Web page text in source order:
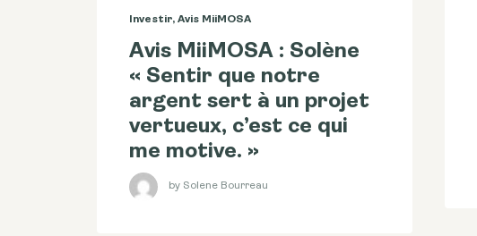
Investir, Avis MiiMOSA
Avis MiiMOSA : Solène
« Sentir que notre
argent sert à un projet
vertueux, c’est ce qui
me motive. »
by Solene Bourreau